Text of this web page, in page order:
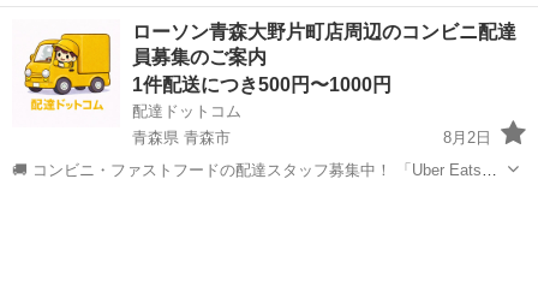
10分 福…
その他
ローソン青森大野片町店周辺のコンビニ配達
員募集のご案内
1件配送につき500円〜1000円
配達ドットコム
青森県 青森市
8月2日
🚚 コンビニ・ファストフードの配達スタッフ募集中！ 「Uber Eats」